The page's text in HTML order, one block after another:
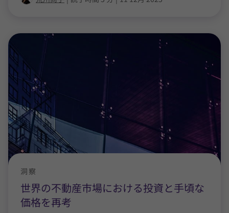
世界の不動産市場における投資と手頃な
価格を再考
洞察